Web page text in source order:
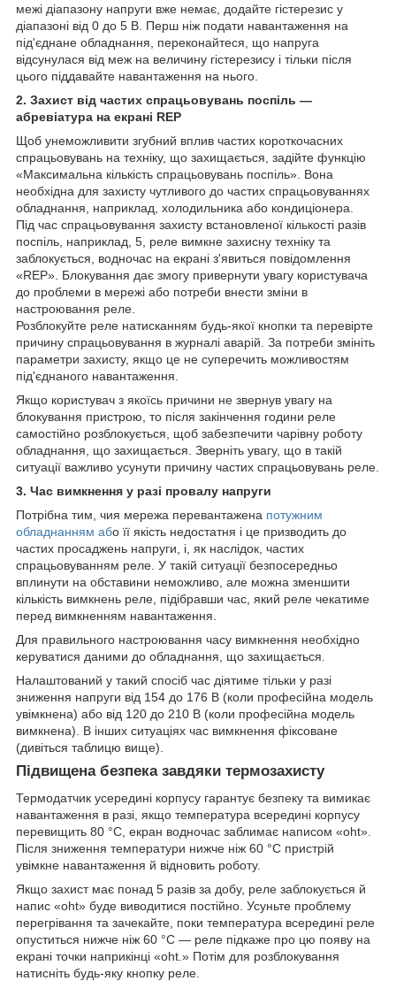
межі діапазону напруги вже немає, додайте гістерезис у
діапазоні від 0 до 5 В. Перш ніж подати навантаження на
під'єднане обладнання, переконайтеся, що напруга
відсунулася від меж на величину гістерезису і тільки після
цього піддавайте навантаження на нього.
2. Захист від частих спрацьовувань поспіль —
абревіатура на екрані REP
Щоб унеможливити згубний вплив частих короткочасних
спрацьовувань на техніку, що захищається, задійте функцію
«Максимальна кількість спрацьовувань поспіль». Вона
необхідна для захисту чутливого до частих спрацьовуваннях
обладнання, наприклад, холодильника або кондиціонера.
Під час спрацьовування захисту встановленої кількості разів
поспіль, наприклад, 5, реле вимкне захисну техніку та
заблокується, водночас на екрані з'явиться повідомлення
«REP». Блокування дає змогу привернути увагу користувача
до проблеми в мережі або потреби внести зміни в
настроювання реле.
Розблокуйте реле натисканням будь-якої кнопки та перевірте
причину спрацьовування в журналі аварій. За потреби змініть
параметри захисту, якщо це не суперечить можливостям
під'єднаного навантаження.
Якщо користувач з якоїсь причини не звернув увагу на
блокування пристрою, то після закінчення години реле
самостійно розблокується, щоб забезпечити чарівну роботу
обладнання, що захищається. Зверніть увагу, що в такій
ситуації важливо усунути причину частих спрацьовувань реле.
3. Час вимкнення у разі провалу напруги
Потрібна тим, чия мережа перевантажена потужним
обладнанням або її якість недостатня і це призводить до
частих просаджень напруги, і, як наслідок, частих
спрацьовуванням реле. У такій ситуації безпосередньо
вплинути на обставини неможливо, але можна зменшити
кількість вимкнень реле, підібравши час, який реле чекатиме
перед вимкненням навантаження.
Для правильного настроювання часу вимкнення необхідно
керуватися даними до обладнання, що захищається.
Налаштований у такий спосіб час діятиме тільки у разі
зниження напруги від 154 до 176 В (коли професійна модель
увімкнена) або від 120 до 210 В (коли професійна модель
вимкнена). В інших ситуаціях час вимкнення фіксоване
(дивіться таблицю вище).
Підвищена безпека завдяки термозахисту
Термодатчик усередині корпусу гарантує безпеку та вимикає
навантаження в разі, якщо температура всередині корпусу
перевищить 80 °C, екран водночас заблимає написом «oht».
Після зниження температури нижче ніж 60 °C пристрій
увімкне навантаження й відновить роботу.
Якщо захист має понад 5 разів за добу, реле заблокується й
напис «oht» буде виводитися постійно. Усуньте проблему
перегрівання та зачекайте, поки температура всередині реле
опуститься нижче ніж 60 °C — реле підкаже про цю появу на
екрані точки наприкінці «oht.» Потім для розблокування
натисніть будь-яку кнопку реле.